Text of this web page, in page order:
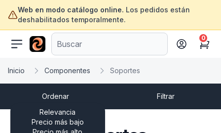
Web en modo catálogo online. Los pedidos están
deshabilitados temporalmente.
ofertasinformatica.com
Cart
0
Inicio Componentes Soportes
Ordenar
Relevancia
Precio más bajo
Filtrar